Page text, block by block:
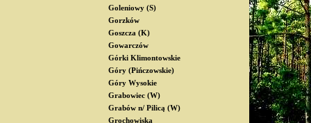
Goleniowy (S)
Gorzków
Goszcza (K)
Gowarczów
Górki Klimontowskie
Góry (Pińczowskie)
Góry Wysokie
Grabowiec (W)
Grabów n/ Pilicą (W)
Grochowiska